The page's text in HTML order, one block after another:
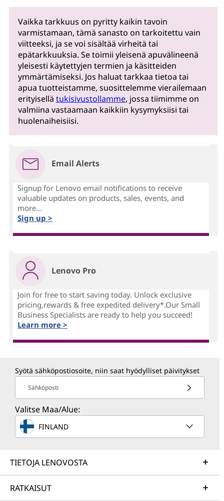
Vaikka tarkkuus on pyritty kaikin tavoin
varmistamaan, tämä sanasto on tarkoitettu vain
viitteeksi, ja se voi sisältää virheitä tai
epätarkkuuksia. Se toimii yleisenä apuvälineenä
yleisesti käytettyjen termien ja käsitteiden
ymmärtämiseksi. Jos haluat tarkkaa tietoa tai
apua tuotteistamme, suosittelemme vierailemaan
erityisellä tukisivustollamme, jossa tiimimme on
valmiina vastaamaan kaikkiin kysymyksiisi tai
huolenaiheisiisi.
Email Alerts
Signup for Lenovo email notifications to receive
valuable updates on products, sales, events, and
more...
Sign up >
Lenovo Pro
Join for free to start saving today. Unlock exclusive
pricing,rewards & free expedited delivery*.Our Small
Business Specialists are ready to help you succeed!
Learn more >
Syötä sähköpostiosoite, niin saat hyödylliset päivitykset
Sähköposti
Valitse Maa/Alue:
FINLAND
TIETOJA LENOVOSTA
RATKAISUT